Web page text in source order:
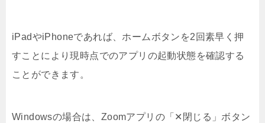
iPadやiPhoneであれば、ホームボタンを2回素早く押
すことにより現時点でのアプリの起動状態を確認する
ことができます。
Windowsの場合は、Zoomアプリの「✕閉じる」ボタン